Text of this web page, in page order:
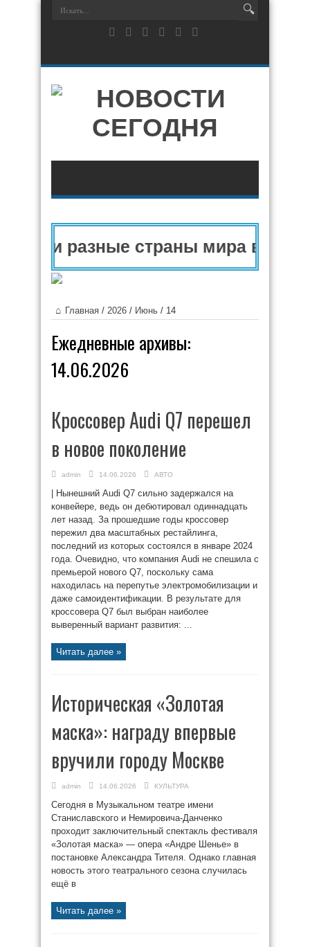
и разные страны мира в 2025
Главная / 2026 / Июнь / 14
Ежедневные архивы:
14.06.2026
Кроссовер Audi Q7 перешел
в новое поколение
admin 14.06.2026 АВТО
| Нынешний Audi Q7 сильно задержался на
конвейере, ведь он дебютировал одиннадцать
лет назад. За прошедшие годы кроссовер
пережил два масштабных рестайлинга,
последний из которых состоялся в январе 2024
года. Очевидно, что компания Audi не спешила с
премьерой нового Q7, поскольку сама
находилась на перепутье электромобилизации и
даже самоидентификации. В результате для
кроссовера Q7 был выбран наиболее
выверенный вариант развития: ...
Читать далее »
Историческая «Золотая
маска»: награду впервые
вручили городу Москве
admin 14.06.2026 КУЛЬТУРА
Сегодня в Музыкальном театре имени
Станиславского и Немировича-Данченко
проходит заключительный спектакль фестиваля
«Золотая маска» — опера «Андре Шенье» в
постановке Александра Тителя. Однако главная
новость этого театрального сезона случилась
ещё в
Читать далее »